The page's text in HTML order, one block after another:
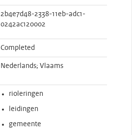
2b4e7d48-2338-11eb-adc1-
0242ac120002
Completed
Nederlands; Vlaams
rioleringen
leidingen
gemeente